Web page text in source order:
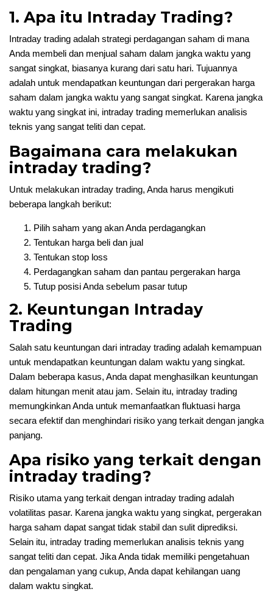
1. Apa itu Intraday Trading?
Intraday trading adalah strategi perdagangan saham di mana
Anda membeli dan menjual saham dalam jangka waktu yang
sangat singkat, biasanya kurang dari satu hari. Tujuannya
adalah untuk mendapatkan keuntungan dari pergerakan harga
saham dalam jangka waktu yang sangat singkat. Karena jangka
waktu yang singkat ini, intraday trading memerlukan analisis
teknis yang sangat teliti dan cepat.
Bagaimana cara melakukan
intraday trading?
Untuk melakukan intraday trading, Anda harus mengikuti
beberapa langkah berikut:
Pilih saham yang akan Anda perdagangkan
Tentukan harga beli dan jual
Tentukan stop loss
Perdagangkan saham dan pantau pergerakan harga
Tutup posisi Anda sebelum pasar tutup
2. Keuntungan Intraday
Trading
Salah satu keuntungan dari intraday trading adalah kemampuan
untuk mendapatkan keuntungan dalam waktu yang singkat.
Dalam beberapa kasus, Anda dapat menghasilkan keuntungan
dalam hitungan menit atau jam. Selain itu, intraday trading
memungkinkan Anda untuk memanfaatkan fluktuasi harga
secara efektif dan menghindari risiko yang terkait dengan jangka
panjang.
Apa risiko yang terkait dengan
intraday trading?
Risiko utama yang terkait dengan intraday trading adalah
volatilitas pasar. Karena jangka waktu yang singkat, pergerakan
harga saham dapat sangat tidak stabil dan sulit diprediksi.
Selain itu, intraday trading memerlukan analisis teknis yang
sangat teliti dan cepat. Jika Anda tidak memiliki pengetahuan
dan pengalaman yang cukup, Anda dapat kehilangan uang
dalam waktu singkat.